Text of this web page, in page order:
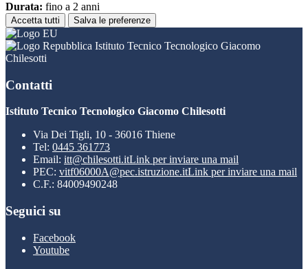
Durata: fino a 2 anni
Accetta tutti Salva le preferenze
Istituto Tecnico Tecnologico Giacomo
Chilesotti
Contatti
Istituto Tecnico Tecnologico Giacomo Chilesotti
Via Dei Tigli, 10 - 36016 Thiene
Tel: 0445 361773
Email: itt@chilesotti.itLink per inviare una mail
PEC: vitf06000A@pec.istruzione.itLink per inviare una mail
C.F.: 84009490248
Seguici su
Facebook
Youtube